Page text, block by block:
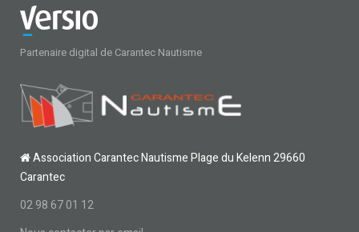
Partenaire digital de Carantec Nautisme
Association Carantec Nautisme Plage du Kelenn 29660
Carantec
02 98 67 01 12